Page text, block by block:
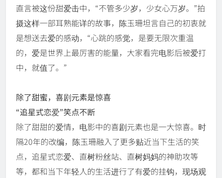
直言被这份甜爱击中，“不管多少岁，少女心万岁。”拍
摄这样一部耳熟能详的故事，陈玉珊坦言自己的初衷就
是想送去爱的感动，“心跳的感觉，是要无限次重温
的，爱是世界上最厉害的能量，大家看完电影后被爱打
中，就值了。”
除了甜蜜，喜剧元素是惊喜
“追星式恋爱”笑点不断
除了甜甜的爱情，电影中的喜剧元素也是一大惊喜。时
隔20年的改编，陈玉珊融入了更多贴近当下生活的笑
点，追星式恋爱、直树粉丝站、直树妈妈的神助攻等
等，都和当下年轻人的生活进行了有爱的挂钩，现场观